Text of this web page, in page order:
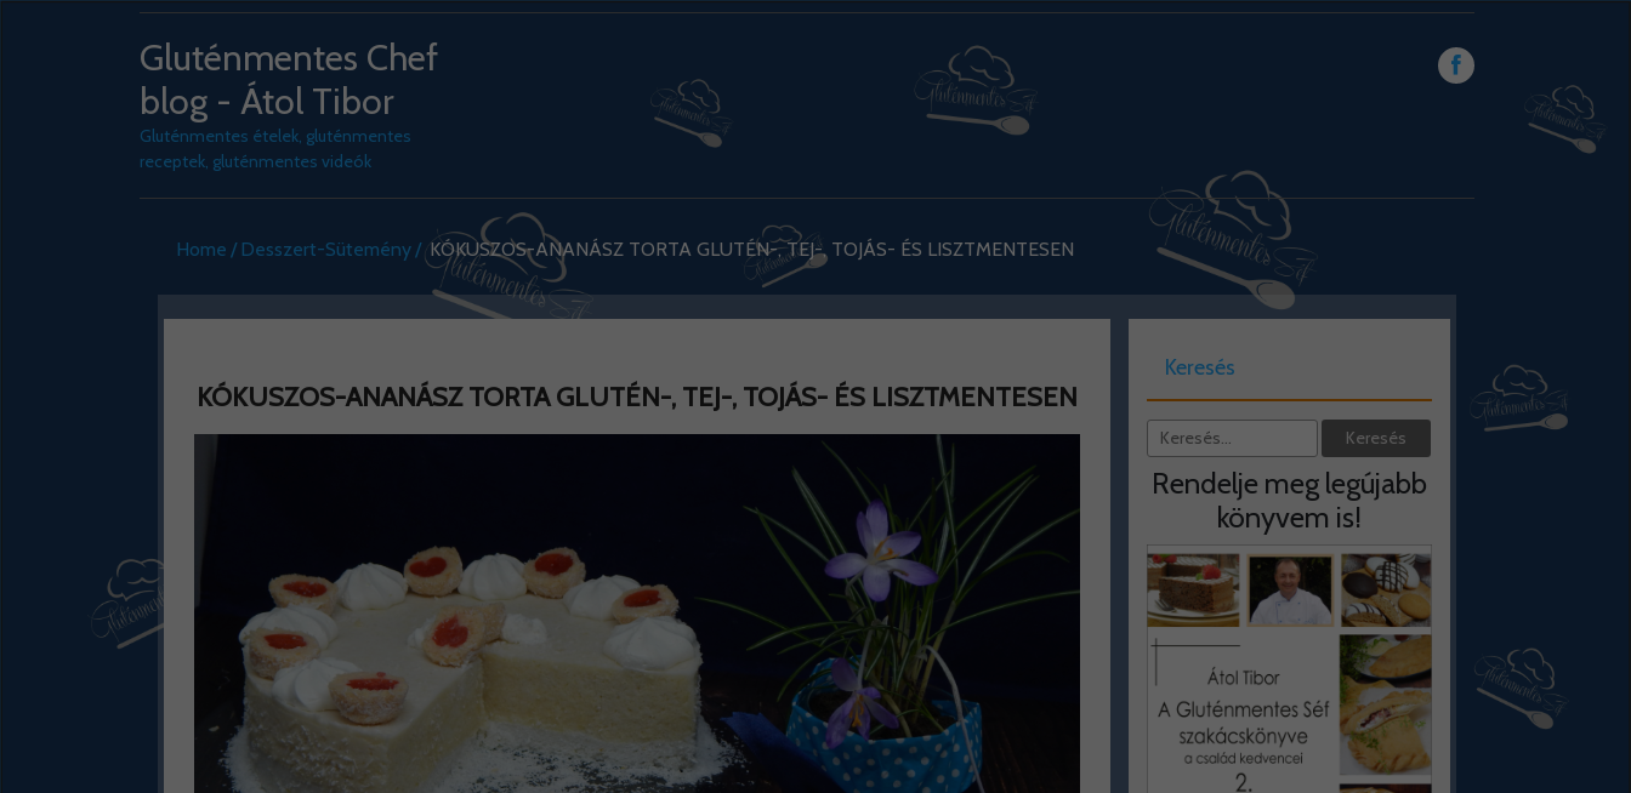
Gluténmentes Chef
blog - Átol Tibor
Gluténmentes ételek, gluténmentes
receptek, gluténmentes videók
Home Desszert-Sütemény KÓKUSZOS-ANANÁSZ TORTA GLUTÉN-, TEJ-, TOJÁS- ÉS LISZTMENTESEN
KÓKUSZOS-ANANÁSZ TORTA GLUTÉN-, TEJ-, TOJÁS- ÉS LISZTMENTESEN
Keresés
Rendelje meg legújabb
könyvem is!